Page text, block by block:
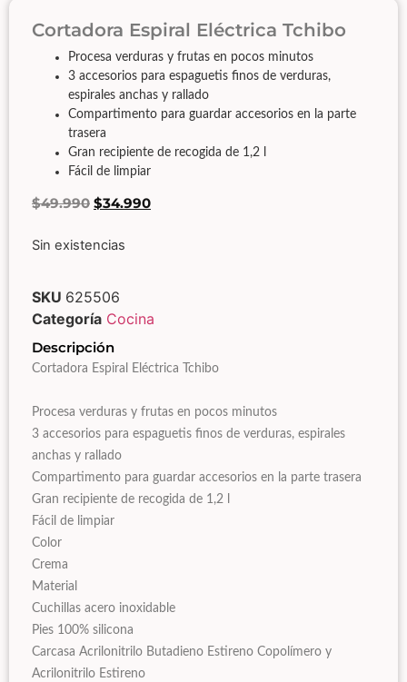
Cortadora Espiral Eléctrica Tchibo
Procesa verduras y frutas en pocos minutos
3 accesorios para espaguetis finos de verduras,
espirales anchas y rallado
Compartimento para guardar accesorios en la parte
trasera
Gran recipiente de recogida de 1,2 l
Fácil de limpiar
$49.990 $34.990
Sin existencias
SKU 625506
Categoría Cocina
Descripción
Cortadora Espiral Eléctrica Tchibo
Procesa verduras y frutas en pocos minutos
3 accesorios para espaguetis finos de verduras, espirales
anchas y rallado
Compartimento para guardar accesorios en la parte trasera
Gran recipiente de recogida de 1,2 l
Fácil de limpiar
Color
Crema
Material
Cuchillas acero inoxidable
Pies 100% silicona
Carcasa Acrilonitrilo Butadieno Estireno Copolímero y
Acrilonitrilo Estireno